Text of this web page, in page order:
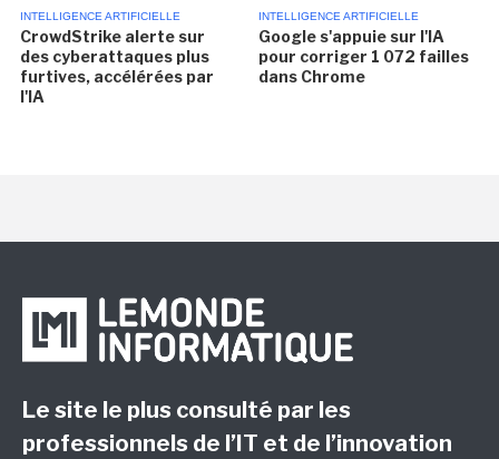
INTELLIGENCE ARTIFICIELLE
CrowdStrike alerte sur
des cyberattaques plus
furtives, accélérées par
l'IA
INTELLIGENCE ARTIFICIELLE
Google s'appuie sur l'IA
pour corriger 1 072 failles
dans Chrome
Le site le plus consulté par les
professionnels de l’IT et de l’innovation